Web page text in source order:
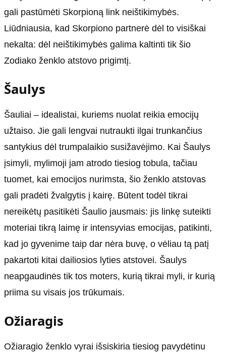
gali pastūmėti Skorpioną link neištikimybės.
Liūdniausia, kad Skorpiono partnerė dėl to visiškai
nekalta: dėl neištikimybės galima kaltinti tik šio
Zodiako ženklo atstovo prigimtį.
Šaulys
Šauliai – idealistai, kuriems nuolat reikia emocijų
užtaiso. Jie gali lengvai nutraukti ilgai trunkančius
santykius dėl trumpalaikio susižavėjimo. Kai Šaulys
įsimyli, mylimoji jam atrodo tiesiog tobula, tačiau
tuomet, kai emocijos nurimsta, šio ženklo atstovas
gali pradėti žvalgytis į kairę. Būtent todėl tikrai
nereikėtų pasitikėti Šaulio jausmais: jis linkę suteikti
moteriai tikrą laimę ir intensyvias emocijas, patikinti,
kad jo gyvenime taip dar nėra buvę, o vėliau tą patį
pakartoti kitai dailiosios lyties atstovei. Šaulys
neapgaudinės tik tos moters, kurią tikrai myli, ir kurią
priima su visais jos trūkumais.
Ožiaragis
Ožiaragio ženklo vyrai išsiskiria tiesiog pavydėtinu